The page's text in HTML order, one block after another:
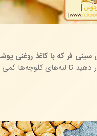
فر که با کاغذ روغنی
با دمای ۱۸۰ درجه سانتی‌گراد به مدت ۱۰ تا ۱۵